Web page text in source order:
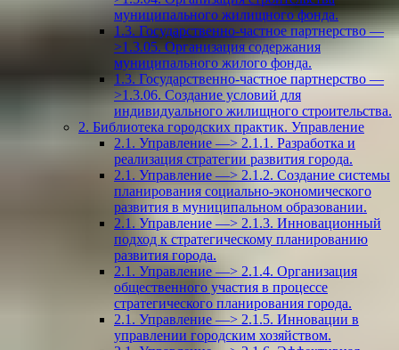
муниципального жилищного фонда.
1.3. Государственно-частное партнерство —
>1.3.05. Организация содержания
муниципального жилого фонда.
1.3. Государственно-частное партнерство —
>1.3.06. Создание условий для
индивидуального жилищного строительства.
2. Библиотека городских практик. Управление
2.1. Управление —> 2.1.1. Разработка и
реализация стратегии развития города.
2.1. Управление —> 2.1.2. Создание системы
планирования социально-экономического
развития в муниципальном образовании.
2.1. Управление —> 2.1.3. Инновационный
подход к стратегическому планированию
развития города.
2.1. Управление —> 2.1.4. Организация
общественного участия в процессе
стратегического планирования города.
2.1. Управление —> 2.1.5. Инновации в
управлении городским хозяйством.